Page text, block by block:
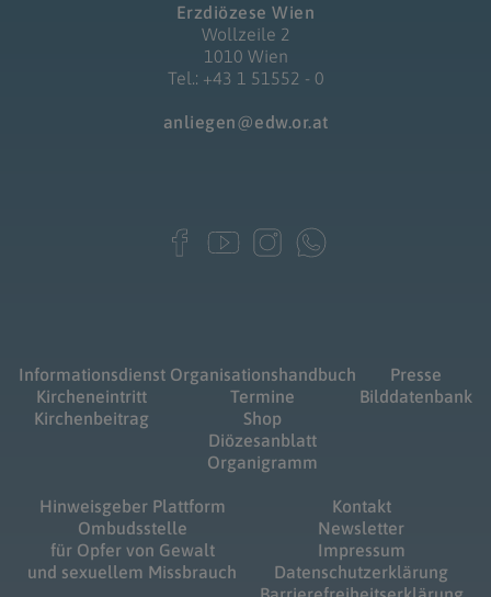
Erzdiözese Wien
Wollzeile 2
1010 Wien
Tel.: +43 1 51552 - 0
anliegen@edw.or.at
Informationsdienst
Kircheneintritt
Kirchenbeitrag
Organisationshandbuch
Termine
Shop
Diözesanblatt
Organigramm
Presse
Bilddatenbank
Hinweisgeber Plattform
Ombudsstelle
für Opfer von Gewalt
und sexuellem Missbrauch
Kontakt
Newsletter
Impressum
Datenschutzerklärung